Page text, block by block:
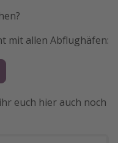
mit allen Abflughäfen:
euch hier auch noch